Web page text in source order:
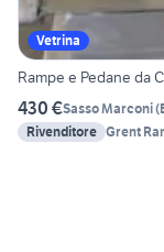
Vetrina
Rampe e Pedane da
430 €Sasso Marconi(
Rivenditore Grent